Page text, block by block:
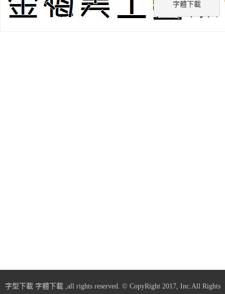
字體下載
字型下載 字體下載,all rights reserved. © CopyRight 2017, Inc.All Rights